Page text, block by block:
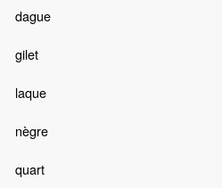
dague
gilet
laque
nègre
quart